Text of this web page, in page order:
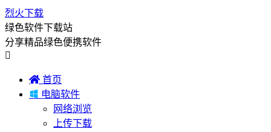
烈火下载
绿色软件下载站
分享精品绿色便携软件

 首页
 电脑软件
网络浏览
上传下载